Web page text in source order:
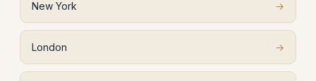
New York →
London →